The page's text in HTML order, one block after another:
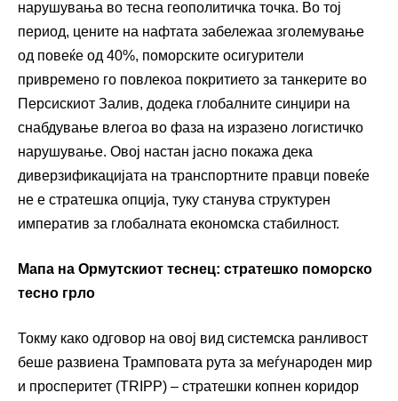
нарушувања во тесна геополитичка точка. Во тој
период, цените на нафтата забележаа зголемување
од повеќе од 40%, поморските осигурители
привремено го повлекоа покритието за танкерите во
Персискиот Залив, додека глобалните синџири на
снабдување влегоа во фаза на изразено логистичко
нарушување. Овој настан јасно покажа дека
диверзификацијата на транспортните правци повеќе
не е стратешка опција, туку станува структурен
императив за глобалната економска стабилност.
Мапа на Ормутскиот теснец: стратешко поморско
тесно грло
Токму како одговор на овој вид системска ранливост
беше развиена Трамповата рута за меѓународен мир
и просперитет (TRIPP) – стратешки копнен коридор